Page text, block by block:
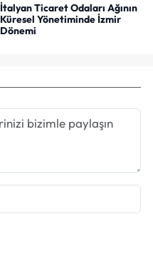
İtalyan Ticaret Odaları Ağının
Küresel Yönetiminde İzmir
Dönemi